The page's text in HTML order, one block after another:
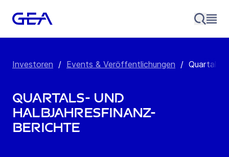
Investoren / Events & Veröffentlichungen / Quartals-
Quartals- und
Halbjahresfinanz-
berichte